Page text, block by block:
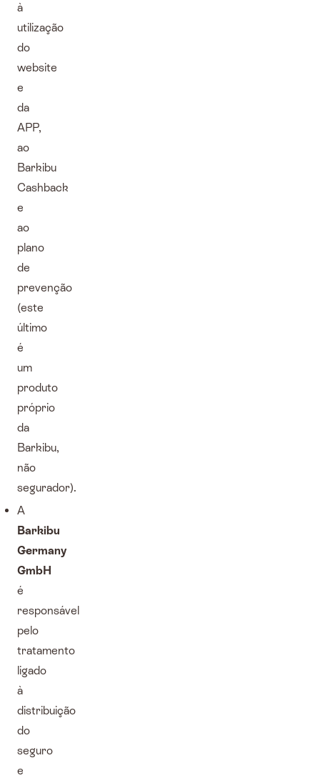
à
utilização
do
website
e
da
APP,
ao
Barkibu
Cashback
e
ao
plano
de
prevenção
(este
último
é
um
produto
próprio
da
Barkibu,
não
segurador).
A
Barkibu
Germany
GmbH
é
responsável
pelo
tratamento
ligado
à
distribuição
do
seguro
e